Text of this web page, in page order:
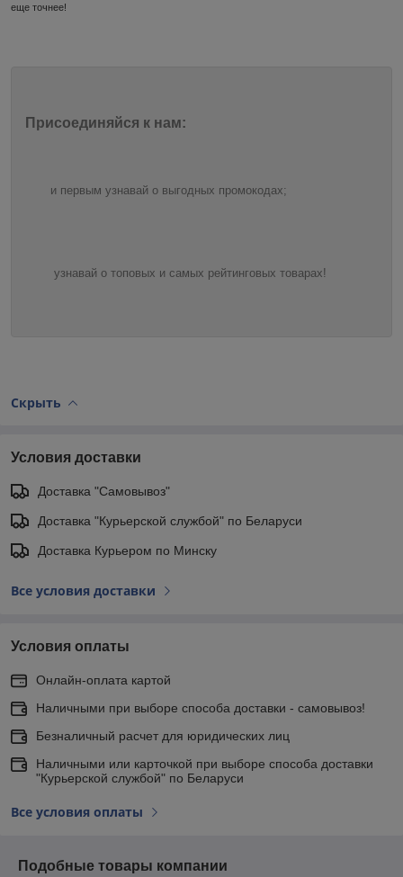
еще точнее!
Присоединяйся к нам:
и первым узнавай о выгодных промокодах;
узнавай о топовых и самых рейтинговых товарах!
Скрыть
Условия доставки
Доставка "Самовывоз"
Доставка "Курьерской службой" по Беларуси
Доставка Курьером по Минску
Все условия доставки
Условия оплаты
Онлайн-оплата картой
Наличными при выборе способа доставки - самовывоз!
Безналичный расчет для юридических лиц
Наличными или карточкой при выборе способа доставки
"Курьерской службой" по Беларуси
Все условия оплаты
Подобные товары компании